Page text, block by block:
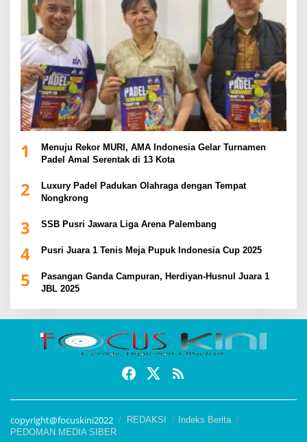
1
Menuju Rekor MURI, AMA Indonesia Gelar Turnamen
Padel Amal Serentak di 13 Kota
2
Luxury Padel Padukan Olahraga dengan Tempat
Nongkrong
3 SSB Pusri Jawara Liga Arena Palembang
4 Pusri Juara 1 Tenis Meja Pupuk Indonesia Cup 2025
5
Pasangan Ganda Campuran, Herdiyan-Husnul Juara 1
JBL 2025
copyright@focuskini2022 REDAKSI
Indeks Berita
PEDOMAN MEDIA SIBER